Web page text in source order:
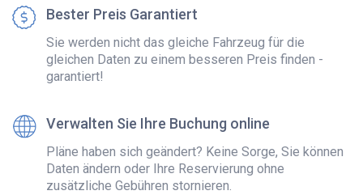
Bester Preis Garantiert
Sie werden nicht das gleiche Fahrzeug für die
gleichen Daten zu einem besseren Preis finden -
garantiert!
Verwalten Sie Ihre Buchung online
Pläne haben sich geändert? Keine Sorge, Sie können
Daten ändern oder Ihre Reservierung ohne
zusätzliche Gebühren stornieren.